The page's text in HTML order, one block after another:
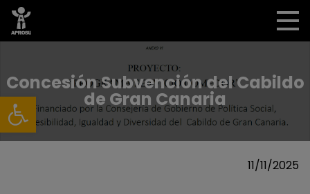
Abrir barra de herramientas
Concesión Subvención del Cabildo
de Gran Canaria
11/11/2025